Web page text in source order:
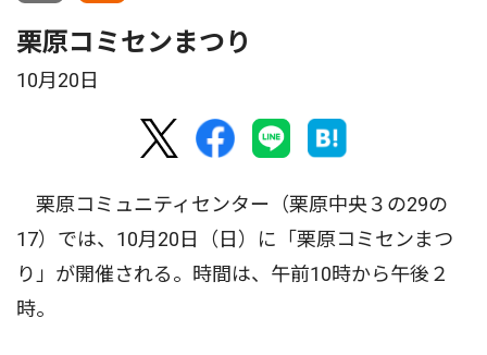
栗原コミセンまつり
10月20日
栗原コミュニティセンター（栗原中央３の29の
17）では、10月20日（日）に「栗原コミセンまつ
り」が開催される。時間は、午前10時から午後２
時。